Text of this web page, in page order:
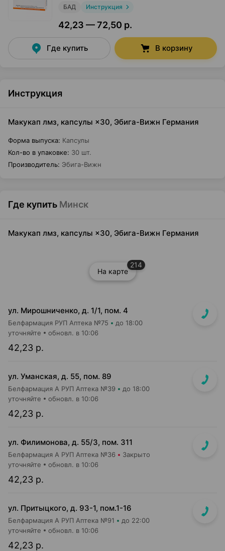
БАД Инструкция
42,23 — 72,50 р.
Где купить В корзину
Инструкция
Макукап лмз, капсулы ×30, Эбига-Вижн Германия
Форма выпуска: Капсулы
Кол-во в упаковке: 30 шт.
Производитель: Эбига-Вижн
Где купить Минск
Макукап лмз, капсулы ×30, Эбига-Вижн Германия
На карте
214
ул. Мирошниченко, д. 1/1, пом. 4
Белфармация РУП Аптека №75 до 18:00
42,23 р.
уточняйте обновл. в 10:06
ул. Уманская, д. 55, пом. 89
Белфармация А РУП Аптека №39 до 18:00
42,23 р.
уточняйте обновл. в 10:06
ул. Филимонова, д. 55/3, пом. 311
Белфармация А РУП Аптека №36 Закрыто
42,23 р.
уточняйте обновл. в 10:06
ул. Притыцкого, д. 93-1, пом.1-16
Белфармация А РУП Аптека №91 до 22:00
42,23 р.
уточняйте обновл. в 10:06